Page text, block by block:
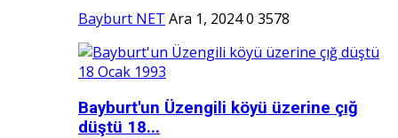
Bayburt NET Ara 1, 20240 3578
Bayburt'un Üzengili köyü üzerine çığ
düştü 18...